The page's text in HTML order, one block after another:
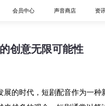
会员中心 声音商店 资
创意无限可能性
展的时代，短剧配音作为一种